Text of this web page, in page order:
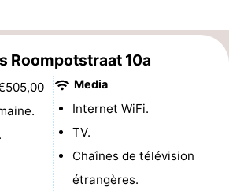
Roompotstraat 10a
semaine.
Media
Internet WiFi.
TV.
Chaînes de télévision
étrangères.